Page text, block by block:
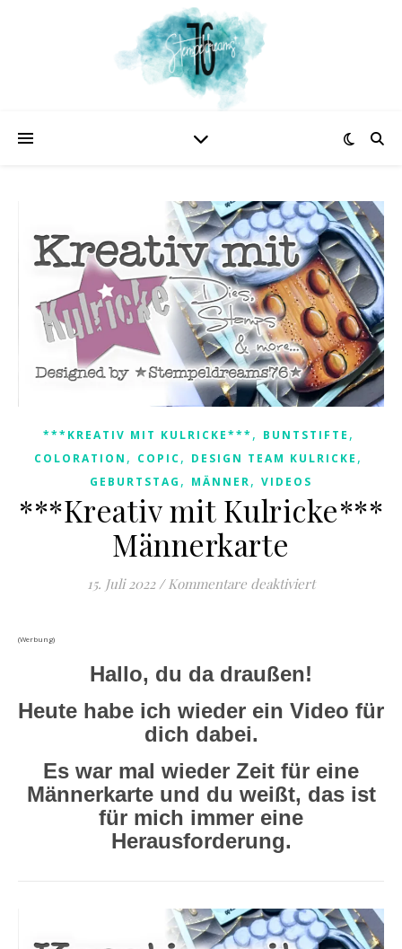
***KREATIV MIT KULRICKE***, BUNTSTIFTE ,
COLORATION , COPIC, DESIGN TEAM KULRICKE ,
GEBURTSTAG , MÄNNER, VIDEOS
***Kreativ mit Kulricke***
Männerkarte
15. Juli 2022 / Kommentare deaktiviertfür ***Kreativ
(Werbung)
Hallo, du da draußen!
Heute habe ich wieder ein Video für
dich dabei.
Es war mal wieder Zeit für eine
Männerkarte und du weißt, das ist
für mich immer eine
Herausforderung.